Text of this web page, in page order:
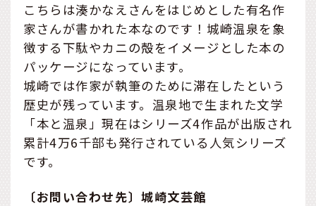
こちらは湊かなえさんをはじめとした有名作
家さんが書かれた本なのです！城崎温泉を象
徴する下駄やカニの殻をイメージとした本の
パッケージになっています。
城崎では作家が執筆のために滞在したという
歴史が残っています。温泉地で生まれた文学
「本と温泉」現在はシリーズ4作品が出版され
累計4万6千部も発行されている人気シリーズ
です。
〔お問い合わせ先〕城崎文芸館